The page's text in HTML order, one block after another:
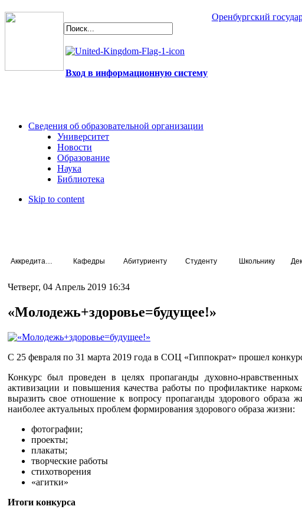
Оренбургский
Вход в информационную систему
Сведения об образовательной организации
Университет
Новости
Образование
Наука
Библиотека
Skip to content
Кафедры Абитуриенту Студенту Школьнику
Четверг, 04 Апрель 2019 16:34
«Молодежь+здоровье=будущее!»
С 25 февраля по 31 марта 2019 года в СОЦ «Гиппократ» прошел
Конкурс был проведен в целях пропаганды духовно-
активизации и повышения качества работы по профилактике
выразить свое отношение к вопросу пропаганды здорового образа
наиболее актуальных проблем формирования здорового образа жизни:
фотографии;
проекты;
плакаты;
творческие работы
стихотворения
«агитки»
Итоги конкурса